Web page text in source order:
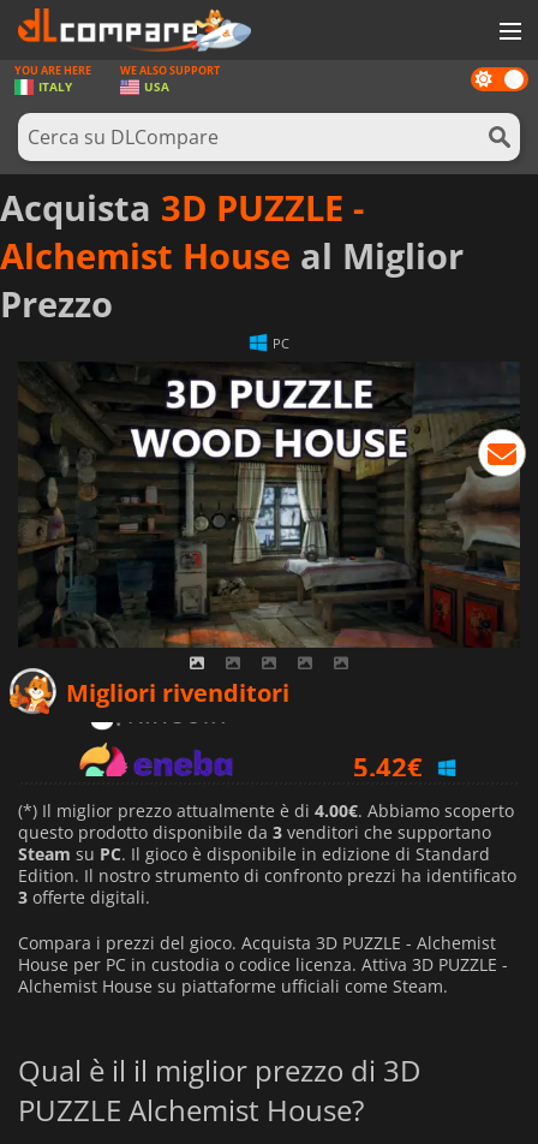
GIOCHI
PREPAGATE
SOFTWARE
REWARDS
HARDWARE
NOTIZIE
ACCEDI O REGISTRATI
Dark
mode
YOU ARE HERE
ITALY
WE ALSO SUPPORT
USA
Acquista 3D PUZZLE -
Alchemist House al Miglior
Prezzo
PC
Migliori rivenditori
5.42€
194.99€
(*) Il miglior prezzo attualmente è di 4.00€. Abbiamo scoperto
questo prodotto disponibile da 3 venditori che supportano
Steam su PC. Il gioco è disponibile in edizione di Standard
Edition. Il nostro strumento di confronto prezzi ha identificato
3 offerte digitali.
Compara i prezzi del gioco. Acquista 3D PUZZLE - Alchemist
House per PC in custodia o codice licenza. Attiva 3D PUZZLE -
Alchemist House su piattaforme ufficiali come Steam.
Qual è il il miglior prezzo di 3D
PUZZLE Alchemist House?